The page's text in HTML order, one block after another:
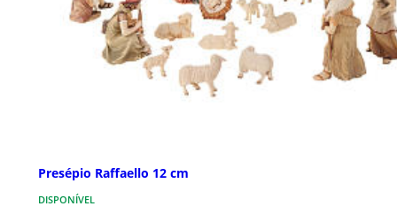
Presépio Raffaello 12 cm
DISPONÍVEL